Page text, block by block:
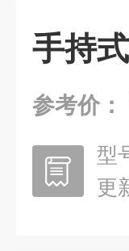
手持
参考价：
型
更